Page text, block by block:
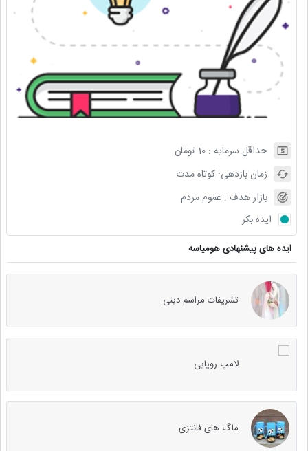
حداقل سرمایه :10 تومان
زمان بازدهی:کوتاه مدت
بازار هدف : عموم مردم
ایده بکر
ایده های پیشنهادی هومیاسه
تشریفات مراسم دینی
لامپ رویایی
ماگ های فانتزی